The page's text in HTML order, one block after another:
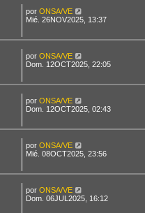
por ONSA/VE
Mié. 26NOV2025, 13:37
por ONSA/VE
Dom. 12OCT2025, 22:05
por ONSA/VE
Dom. 12OCT2025, 02:43
por ONSA/VE
Mié. 08OCT2025, 23:56
por ONSA/VE
Dom. 06JUL2025, 16:12